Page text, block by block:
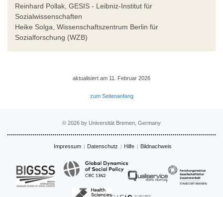
Reinhard Pollak, GESIS - Leibniz-Institut für
Sozialwissenschaften
Heike Solga, Wissenschaftszentrum Berlin für
Sozialforschung (WZB)
aktualisiert am 11. Februar 2026
zum Seitenanfang
© 2026 by Universität Bremen, Germany
Impressum Datenschutz Hilfe Bildnachweis